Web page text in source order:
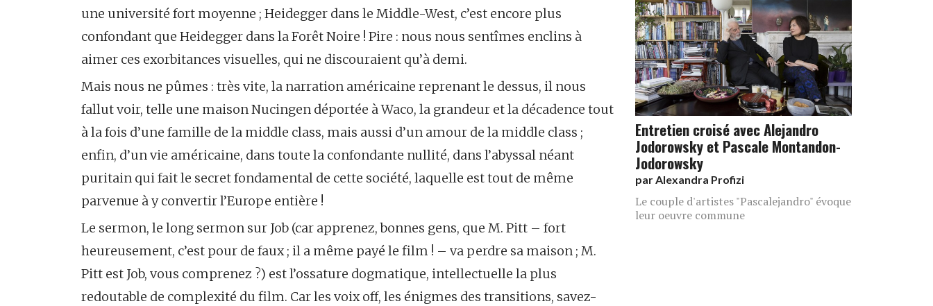
une université fort moyenne ; Heidegger dans le Middle-West, c’est encore plus
confondant que Heidegger dans la Forêt Noire ! Pire : nous nous sentîmes enclins à
aimer ces exorbitances visuelles, qui ne discouraient qu’à demi.
Mais nous ne pûmes : très vite, la narration américaine reprenant le dessus, il nous
fallut voir, telle une maison Nucingen déportée à Waco, la grandeur et la décadence tout
à la fois d’une famille de la middle class, mais aussi d’un amour de la middle class ;
enfin, d’un vie américaine, dans toute la confondante nullité, dans l’abyssal néant
puritain qui fait le secret fondamental de cette société, laquelle est tout de même
parvenue à y convertir l’Europe entière !
Le sermon, le long sermon sur Job (car apprenez, bonnes gens, que M. Pitt – fort
heureusement, c’est pour de faux ; il a même payé le film ! – va perdre sa maison ; M.
Pitt est Job, vous comprenez ?) est l’ossature dogmatique, intellectuelle la plus
redoutable de complexité du film. Car les voix off, les énigmes des transitions, savez-
Entretien croisé avec Alejandro
Jodorowsky et Pascale Montandon-
Jodorowsky
par Alexandra Profizi
Le couple d'artistes "Pascalejandro" évoque
leur oeuvre commune